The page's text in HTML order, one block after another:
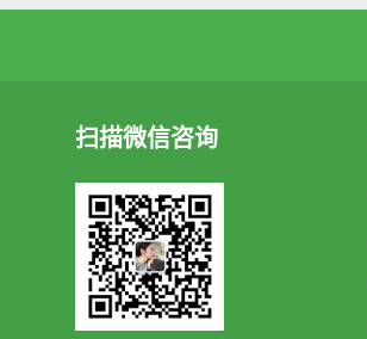
扫描微信咨询